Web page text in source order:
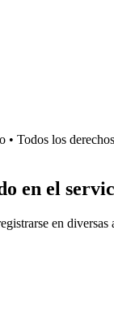
Todos los
en el
en